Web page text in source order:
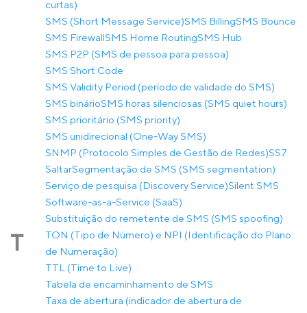
curtas)
SMS (Short Message Service)SMS BillingSMS Bounce
SMS FirewallSMS Home RoutingSMS Hub
SMS P2P (SMS de pessoa para pessoa)
SMS Short Code
SMS Validity Period (período de validade do SMS)
SMS binárioSMS horas silenciosas (SMS quiet hours)
SMS prioritário (SMS priority)
SMS unidirecional (One-Way SMS)
SNMP (Protocolo Simples de Gestão de Redes)SS7
SaltarSegmentação de SMS (SMS segmentation)
Serviço de pesquisa (Discovery Service)Silent SMS
Software-as-a-Service (SaaS)
Substituição do remetente de SMS (SMS spoofing)
T
TON (Tipo de Número) e NPI (Identificação do Plano
de Numeração)
TTL (Time to Live)
Tabela de encaminhamento de SMS
Taxa de abertura (indicador de abertura de